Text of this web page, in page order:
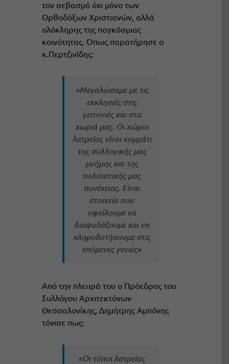
τον σεβασμό όχι μόνο των
Ορθοδόξων Χριστιανών, αλλά
ολόκληρης της παγκόσμιας
κοινότητας. Όπως παρατήρησε ο
κ.Περτζινίδης:
«Μεγαλώσαμε με τις
εκκλησιές στις
γειτονιές και στα
χωριά μας. Οι χώροι
λατρείας είναι κομμάτι
της συλλογικής μας
μνήμης και της
πολιτιστικής μας
συνέχειας. Είναι
στοιχεία που
οφείλουμε να
διαφυλάξουμε και να
κληροδοτήσουμε στις
επόμενες γενιές»
Aπό την πλευρά του ο Πρόεδρος του
Συλλόγου Αρχιτεκτόνων
Θεσσαλονίκης, Δημήτρης Αμπόνης
τόνισε πως:
«Οι τόποι λατρείας